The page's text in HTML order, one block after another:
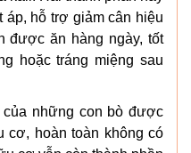
áp, hỗ trợ giảm cân hiệu
được ăn hàng ngày, tốt
hoặc tráng miệng sau
những con bò được
cơ, hoàn toàn không có